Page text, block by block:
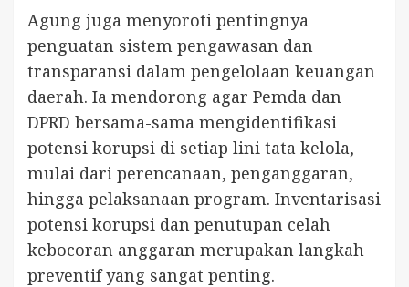
Agung juga menyoroti pentingnya
penguatan sistem pengawasan dan
transparansi dalam pengelolaan keuangan
daerah. Ia mendorong agar Pemda dan
DPRD bersama-sama mengidentifikasi
potensi korupsi di setiap lini tata kelola,
mulai dari perencanaan, penganggaran,
hingga pelaksanaan program. Inventarisasi
potensi korupsi dan penutupan celah
kebocoran anggaran merupakan langkah
preventif yang sangat penting.